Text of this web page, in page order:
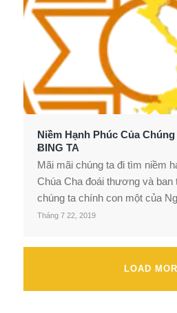
Niềm Hạnh Phúc Của
ɃING TA
Mãi mãi chúng ta đi tìm niềm
Chúa Cha đoái thương và ban
chúng ta chính con một của
Tháng 7 22, 2019
LOAD